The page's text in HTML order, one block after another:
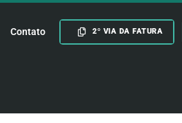
Contato 2º VIA DA FATURA